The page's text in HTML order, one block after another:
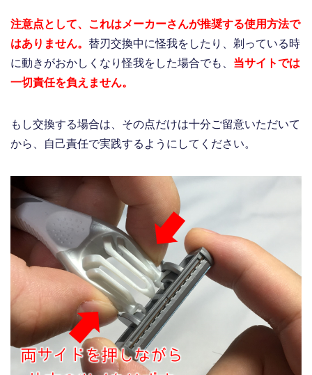
注意点として、これはメーカーさんが推奨する使用方法で
はありません。 替刃交換中に怪我をしたり、剃っている時
に動きがおかしくなり怪我をした場合でも、 当サイトでは
一切責任を負えません。
もし交換する場合は、その点だけは十分ご留意いただいて
から、自己責任で実践するようにしてください。